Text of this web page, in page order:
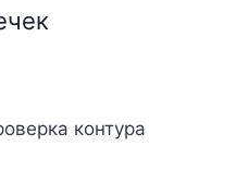
контура